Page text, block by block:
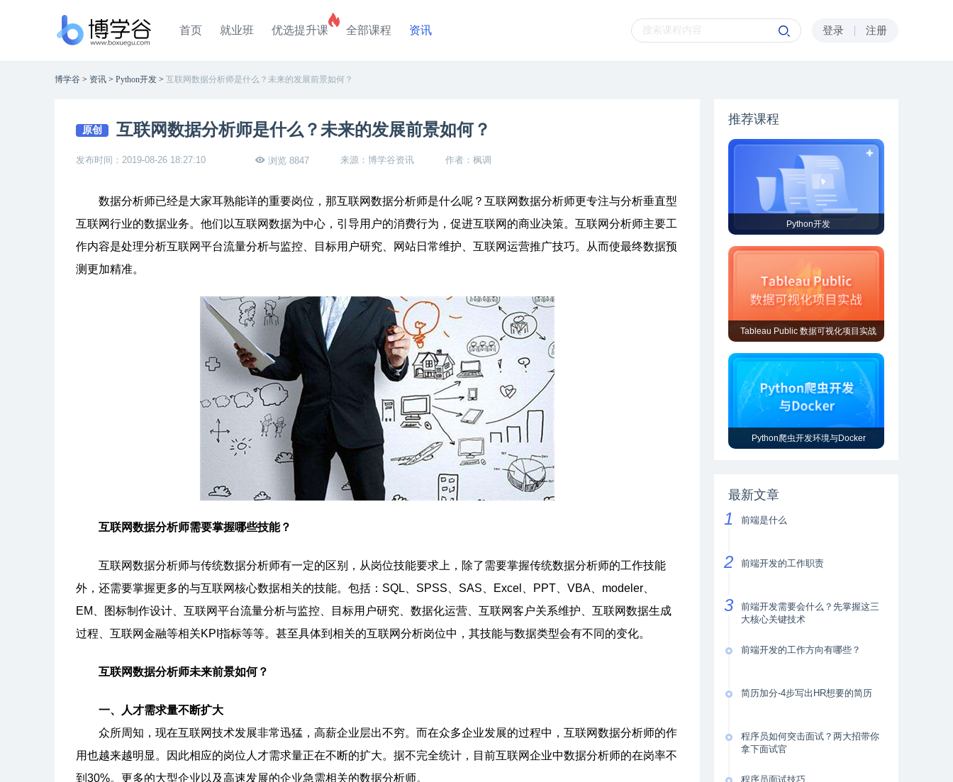
首页 就业班 优选提升课 全部课程 资讯 登录 注册
博学谷 > 资讯 > Python开发 > 互联网数据分析师是什么？未来的发展前景如何？
原创 互联网数据分析师是什么？未来的发展前景如何？
发布时间：2019-08-26 18:27:10 浏览 8847 来源：博学谷资讯 作者：枫调
数据分析师已经是大家耳熟能详的重要岗位，那互联网数据分析师是什么呢？互联网数据分析师更专注与分析垂直型
互联网行业的数据业务。他们以互联网数据为中心，引导用户的消费行为，促进互联网的商业决策。互联网分析师主要工
作内容是处理分析互联网平台流量分析与监控、目标用户研究、网站日常维护、互联网运营推广技巧。从而使最终数据预
测更加精准。
互联网数据分析师需要掌握哪些技能？
互联网数据分析师与传统数据分析师有一定的区别，从岗位技能要求上，除了需要掌握传统数据分析师的工作技能
外，还需要掌握更多的与互联网核心数据相关的技能。包括：SQL、SPSS、SAS、Excel、PPT、VBA、modeler、
EM、图标制作设计、互联网平台流量分析与监控、目标用户研究、数据化运营、互联网客户关系维护、互联网数据生成
过程、互联网金融等相关KPI指标等等。甚至具体到相关的互联网分析岗位中，其技能与数据类型会有不同的变化。
互联网数据分析师未来前景如何？
一、人才需求量不断扩大
众所周知，现在互联网技术发展非常迅猛，高薪企业层出不穷。而在众多企业发展的过程中，互联网数据分析师的作
用也越来越明显。因此相应的岗位人才需求量正在不断的扩大。据不完全统计，目前互联网企业中数据分析师的在岗率不
到30%。更多的大型企业以及高速发展的企业急需相关的数据分析师。
推荐课程
Python开发
Tableau Public 数据可视化项目实战
Python爬虫开发环境与Docker
最新文章
前端是什么
前端开发的工作职责
前端开发需要会什么？先掌握这三
大核心关键技术
前端开发的工作方向有哪些？
简历加分-4步写出HR想要的简历
程序员如何突击面试？两大招带你
拿下面试官
程序员面试技巧